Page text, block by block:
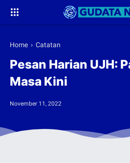
Home › Catatan
Pesan Harian UJH:
Masa Kini
November 11, 2022